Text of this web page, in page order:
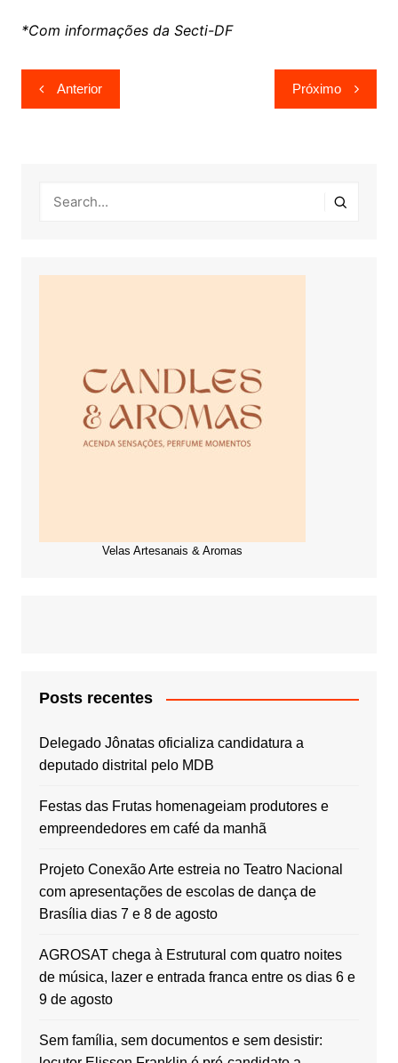
*Com informações da Secti-DF
Navegação
de
Anterior Próximo
Velas Artesanais & Aromas
Posts recentes
Delegado Jônatas oficializa candidatura a
deputado distrital pelo MDB
Festas das Frutas homenageiam produtores e
empreendedores em café da manhã
Projeto Conexão Arte estreia no Teatro Nacional
com apresentações de escolas de dança de
Brasília dias 7 e 8 de agosto
AGROSAT chega à Estrutural com quatro noites
de música, lazer e entrada franca entre os dias 6 e
9 de agosto
Sem família, sem documentos e sem desistir: